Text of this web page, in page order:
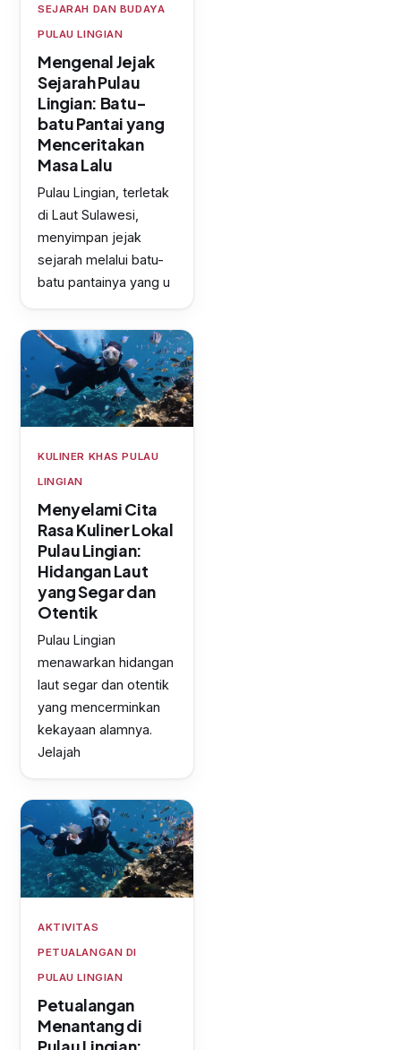
SEJARAH DAN BUDAYA
PULAU LINGIAN
Mengenal Jejak
Sejarah Pulau
Lingian: Batu-
batu Pantai yang
Menceritakan
Masa Lalu
Pulau Lingian, terletak
di Laut Sulawesi,
menyimpan jejak
sejarah melalui batu-
batu pantainya yang u
KULINER KHAS PULAU
LINGIAN
Menyelami Cita
Rasa Kuliner Lokal
Pulau Lingian:
Hidangan Laut
yang Segar dan
Otentik
Pulau Lingian
menawarkan hidangan
laut segar dan otentik
yang mencerminkan
kekayaan alamnya.
Jelajah
AKTIVITAS
PETUALANGAN DI
PULAU LINGIAN
Petualangan
Menantang di
Pulau Lingian: